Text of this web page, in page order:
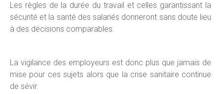
Les règles de la durée du travail et celles garantissant la
sécurité et la santé des salariés donneront sans doute lieu
à des décisions comparables.
La vigilance des employeurs est donc plus que jamais de
mise pour ces sujets alors que la crise sanitaire continue
de sévir.